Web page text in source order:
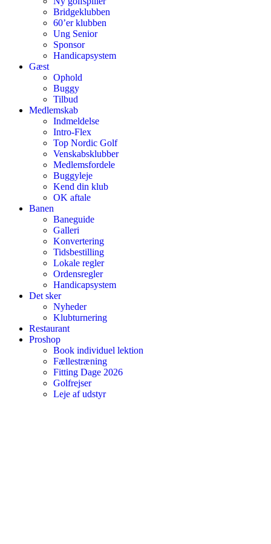
Bridgeklubben
60’er klubben
Ung Senior
Sponsor
Handicapsystem
Gæst
Ophold
Buggy
Tilbud
Medlemskab
Indmeldelse
Intro-Flex
Top Nordic Golf
Venskabsklubber
Medlemsfordele
Buggyleje
Kend din klub
OK aftale
Banen
Baneguide
Galleri
Konvertering
Tidsbestilling
Lokale regler
Ordensregler
Handicapsystem
Det sker
Nyheder
Klubturnering
Restaurant
Proshop
Book individuel lektion
Fællestræning
Fitting Dage 2026
Golfrejser
Leje af udstyr